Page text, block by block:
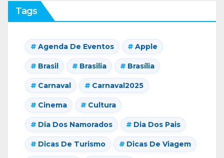
Tags
Agenda De Eventos Apple
Brasil Brasilia Brasília
Carnaval Carnaval2025
Cinema Cultura
Dia Dos Namorados Dia Dos Pais
Dicas De Turismo Dicas De Viagem